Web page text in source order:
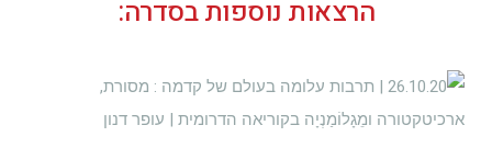
הרצאות נוספות בסדרה: